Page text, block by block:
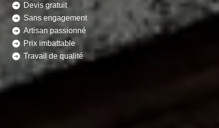
Devis gratuit
Sans engagement
Artisan passionné
Prix imbattable
Travail de qualité